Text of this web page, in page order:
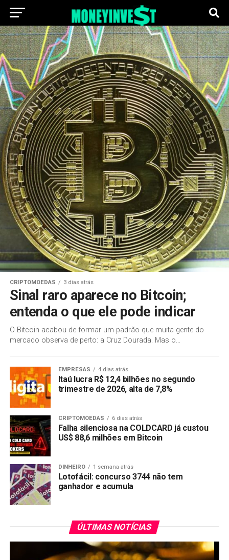
CRIPTOMOEDAS 3 dias atrás
Sinal raro aparece no Bitcoin;
entenda o que ele pode indicar
O Bitcoin acabou de formar um padrão que muita gente do
mercado observa de perto: a Cruz Dourada. Mas o...
EMPRESAS 4 dias atrás
Itaú lucra R$ 12,4 bilhões no segundo
trimestre de 2026, alta de 7,8%
CRIPTOMOEDAS 6 dias atrás
Falha silenciosa na COLDCARD já custou
US$ 88,6 milhões em Bitcoin
DINHEIRO 1 semana atrás
Lotofácil: concurso 3744 não tem
ganhador e acumula
ÚLTIMAS NOTÍCIAS